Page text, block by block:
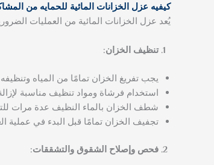
كيفيه عزل الخزانات المائية للحمايه من
يُعد عزل الخزانات المائية من العمليات
تنظيف الخزان:
يجب تفريغ الخزان تمامًا من المياه
استخدام فرشاة ومواد تنظيف مناسبة
شطف الخزان بالماء النظيف عدة مرات
تجفيف الخزان تمامًا قبل البدء في عملية
فحص وإصلاح الشقوق والتشققات: